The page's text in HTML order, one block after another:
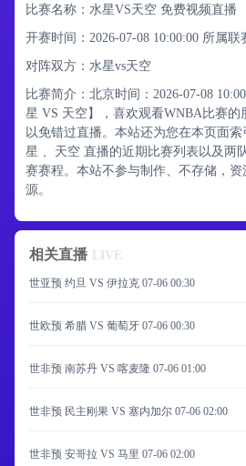
比赛名称：水星VS天空 免费视频直播
开赛时间：2026-07-08 10:00:00 所属联
对阵双方：水星vs天空
比赛简介：北京时间：2026-07-08
星 VS 天空】，喜欢观看WNBA比赛的
以免错过直播。本站还为您在本页面
星 、天空 直播的近期比赛列表以及两
赛赛程。本站不参与制作、不存储，
源。
相关直播 LIVE
世亚预 约旦 VS 伊拉克 07-06 00:30
世欧预 希腊 VS 葡萄牙 07-06 00:30
世非预 南苏丹 VS 喀麦隆 07-06 01:00
世非预 民主刚果 VS 塞内加尔 07-06 02:00
世非预 安哥拉 VS 马里 07-06 02:00